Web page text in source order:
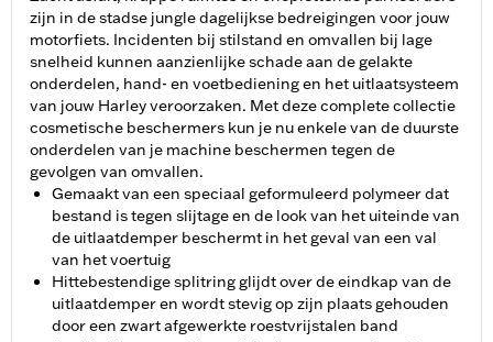
zijn in de stadse jungle dagelijkse bedreigingen voor jouw
motorfiets. Incidenten bij stilstand en omvallen bij lage
snelheid kunnen aanzienlijke schade aan de gelakte
onderdelen, hand- en voetbediening en het uitlaatsysteem
van jouw Harley veroorzaken. Met deze complete collectie
cosmetische beschermers kun je nu enkele van de duurste
onderdelen van je machine beschermen tegen de
gevolgen van omvallen.
Gemaakt van een speciaal geformuleerd polymeer dat
bestand is tegen slijtage en de look van het uiteinde van
de uitlaatdemper beschermt in het geval van een val
van het voertuig
Hittebestendige splitring glijdt over de eindkap van de
uitlaatdemper en wordt stevig op zijn plaats gehouden
door een zwart afgewerkte roestvrijstalen band